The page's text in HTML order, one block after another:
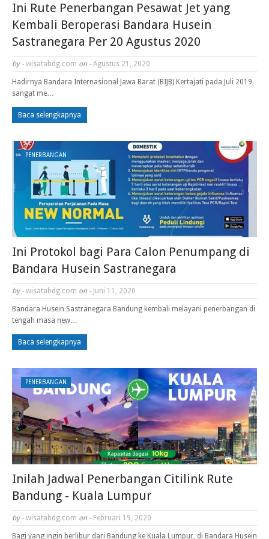
Ini Rute Penerbangan Pesawat Jet yang
Kembali Beroperasi Bandara Husein
Sastranegara Per 20 Agustus 2020
by - wisatabdg.com on - Agustus 21, 2020
Hadirnya Bandara Internasional Jawa Barat (BIJB) Kertajati pada Juli 2019
sangat me…
Baca selengkapnya
PENERBANGAN
Ini Protokol bagi Para Calon Penumpang di
Bandara Husein Sastranegara
by - wisatabdg.com on - Juni 11, 2020
Bandara Husein Sastranegara Bandung kembali melayani penerbangan di
tengah masa new…
Baca selengkapnya
PENERBANGAN
Inilah Jadwal Penerbangan Citilink Rute
Bandung - Kuala Lumpur
by - wisatabdg.com on - Februari 19, 2020
Bagi yang ingin berlibur dari Bandung ke Kuala Lumpur, di Bandara Husein